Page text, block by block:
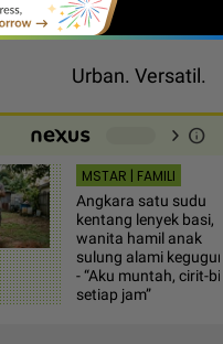
Urban. Versatil.
chevron_right info
MSTAR | FAMILI
Angkara satu sudu
kentang lenyek basi,
wanita hamil anak
sulung alami
- “Aku muntah, cirit-
setiap jam”